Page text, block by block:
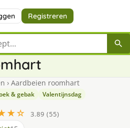
Registreren
› Aardbeien roomhart
& gebak Valentijnsdag
3.89 (55)